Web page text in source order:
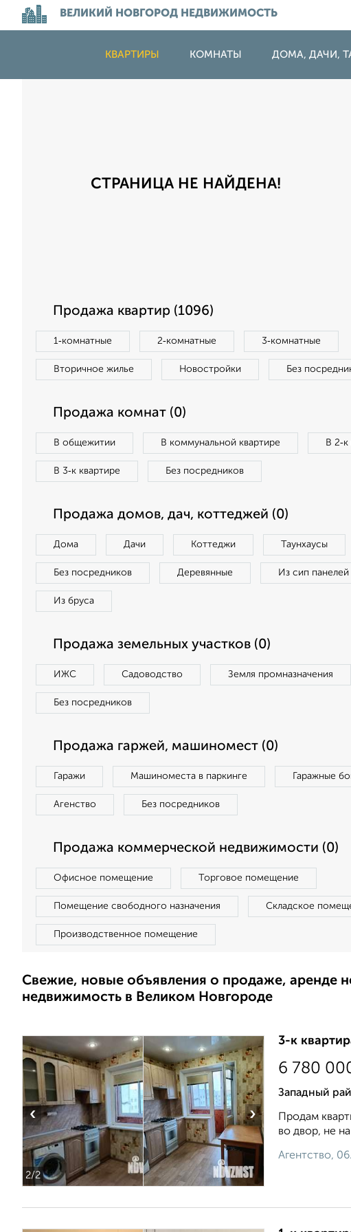
ВЕЛИКИЙ НОВГОРОД НЕДВИЖИМОСТЬ
КВАРТИРЫ КОМНАТЫ ДОМА, ДАЧИ,
СТРАНИЦА НЕ НАЙДЕНА!
Продажа квартир (1096)
1‑комнатные 2‑комнатные 3‑комнатные
Вторичное жилье Новостройки Без
Продажа комнат (0)
В общежитии В коммунальной квартире В
В 3‑к квартире Без посредников
Продажа домов, дач, коттеджей (0)
Дома Дачи Коттеджи Таунхаусы
Без посредников Деревянные Из сип панелей
Из бруса
Продажа земельных участков (0)
ИЖС Садоводство Земля промназначения
Без посредников
Продажа гаржей, машиномест (0)
Гаражи Машиноместа в паркинге Гаражные
Агенство Без посредников
Продажа коммерческой недвижимости (0)
Офисное помещение Торговое помещение
Помещение свободного назначения Складское
Производственное помещение
Свежие, новые объявления о продаже, аренде
недвижимость в Великом Новгороде
2/2
‹ ›
3-к
6 780
Западный
Продам
во двор, не
Агентство,